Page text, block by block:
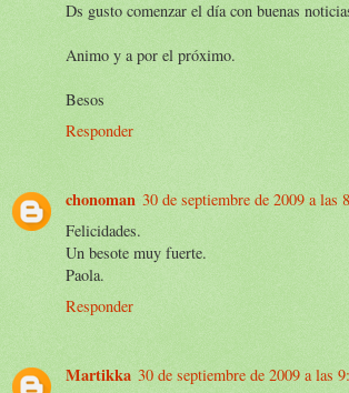
Ds gusto comenzar el día con buenas
Animo y a por el próximo.
Besos
Responder
chonoman 30 de septiembre de 2009 a las
Felicidades.
Un besote muy fuerte.
Paola.
Responder
Martikka 30 de septiembre de 2009 a las